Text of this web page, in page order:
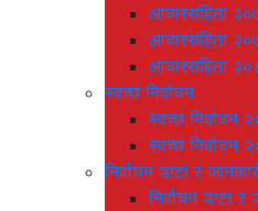
आचारसंहिता
आचारसंहिता
आचारसंहिता
स्वच्छ निर्वाचन
स्वच्छ निर्वाचन
स्वच्छ निर्वाचन
निर्वाचन डाटा र
निर्वाचन डाटा